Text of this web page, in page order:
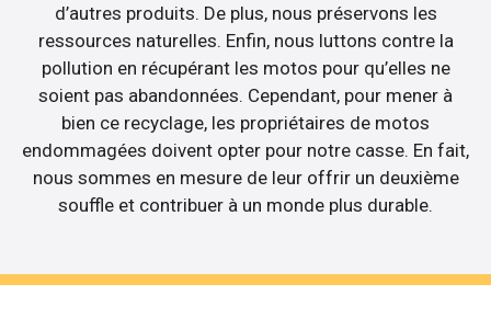
d’autres produits. De plus, nous préservons les
ressources naturelles. Enfin, nous luttons contre la
pollution en récupérant les motos pour qu’elles ne
soient pas abandonnées. Cependant, pour mener à
bien ce recyclage, les propriétaires de motos
endommagées doivent opter pour notre casse. En fait,
nous sommes en mesure de leur offrir un deuxième
souffle et contribuer à un monde plus durable.